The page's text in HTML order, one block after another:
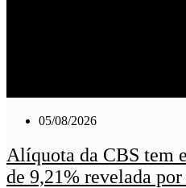
05/08/2026
Alíquota da CBS tem
de 9,21% revelada